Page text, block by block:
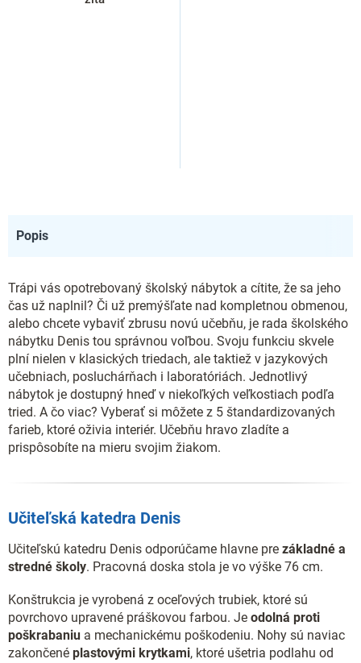
Popis
Trápi vás opotrebovaný školský nábytok a cítite, že sa jeho
čas už naplnil? Či už premýšľate nad kompletnou obmenou,
alebo chcete vybaviť zbrusu novú učebňu, je rada školského
nábytku Denis tou správnou voľbou. Svoju funkciu skvele
plní nielen v klasických triedach, ale taktiež v jazykových
učebniach, posluchárňach i laboratóriách. Jednotlivý
nábytok je dostupný hneď v niekoľkých veľkostiach podľa
tried. A čo viac? Vyberať si môžete z 5 štandardizovaných
farieb, ktoré oživia interiér. Učebňu hravo zladíte a
prispôsobíte na mieru svojim žiakom.
Učiteľská katedra Denis
Učiteľskú katedru Denis odporúčame hlavne pre základné a
stredné školy. Pracovná doska stola je vo výške 76 cm.
Konštrukcia je vyrobená z oceľových trubiek, ktoré sú
povrchovo upravené práškovou farbou. Je odolná proti
poškrabaniu a mechanickému poškodeniu. Nohy sú naviac
zakončené plastovými krytkami, ktoré ušetria podlahu od